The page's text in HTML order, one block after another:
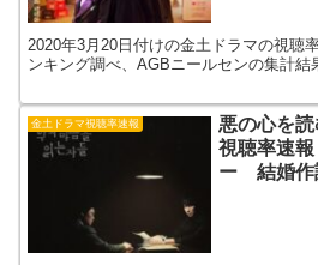
2020年3月20日付けの金土ドラマの視聴
ンキング調べ、AGBニールセンの集計結
金土ドラマ視聴率速報
悪の心を
視聴率速
ー 結婚作